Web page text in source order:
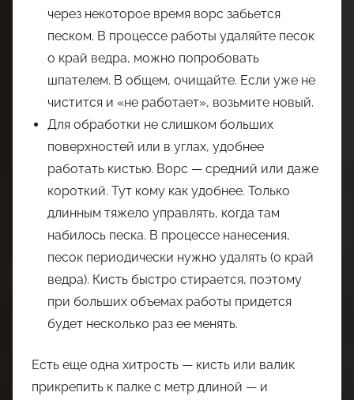
через некоторое время ворс забьется
песком. В процессе работы удаляйте песок
о край ведра, можно попробовать
шпателем. В общем, очищайте. Если уже не
чистится и «не работает», возьмите новый.
Для обработки не слишком больших
поверхностей или в углах, удобнее
работать кистью. Ворс — средний или даже
короткий. Тут кому как удобнее. Только
длинным тяжело управлять, когда там
набилось песка. В процессе нанесения,
песок периодически нужно удалять (о край
ведра). Кисть быстро стирается, поэтому
при больших объемах работы придется
будет несколько раз ее менять.
Есть еще одна хитрость — кисть или валик
прикрепить к палке с метр длиной — и